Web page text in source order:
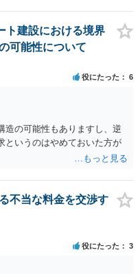
ト建設における境界
可能性について
役にたった 6
造の可能性もありますし、逆
というのはやめておいた方が
不当な料金を交渉す
役にたった 3